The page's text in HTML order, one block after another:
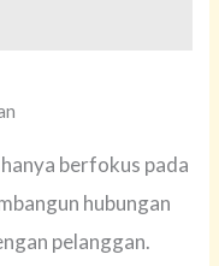
berfokus pada
hubungan
pelanggan.